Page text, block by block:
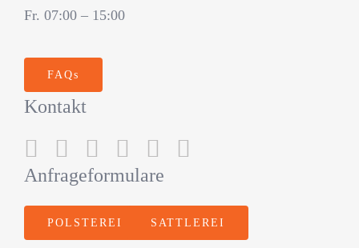
Fr. 07:00 – 15:00
FAQs
Kontakt
Anfrageformulare
POLSTEREI SATTLEREI